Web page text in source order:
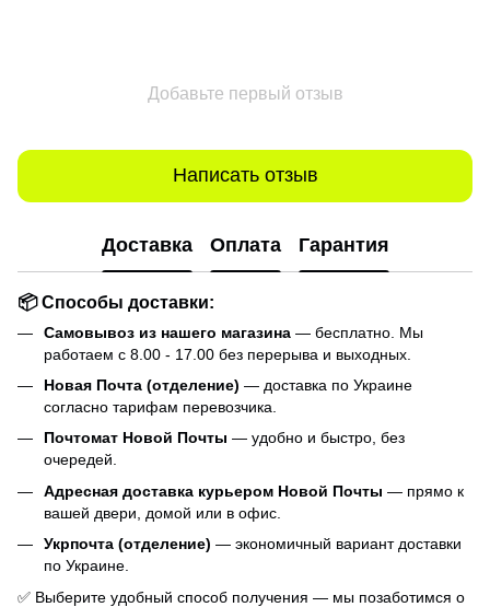
Добавьте первый отзыв
Написать отзыв
Доставка Оплата Гарантия
📦 Способы доставки:
Самовывоз из нашего магазина — бесплатно. Мы
работаем с 8.00 - 17.00 без перерыва и выходных.
Новая Почта (отделение) — доставка по Украине
согласно тарифам перевозчика.
Почтомат Новой Почты — удобно и быстро, без
очередей.
Адресная доставка курьером Новой Почты — прямо к
вашей двери, домой или в офис.
Укрпочта (отделение) — экономичный вариант доставки
по Украине.
✅ Выберите удобный способ получения — мы позаботимся о